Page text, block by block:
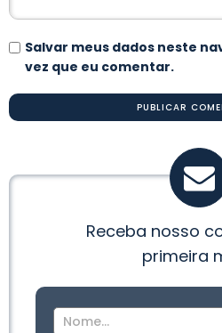
Salvar meus dados neste
vez que eu comentar.
Receba nosso
primeira